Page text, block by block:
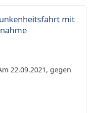
mit
22.09.2021, gegen